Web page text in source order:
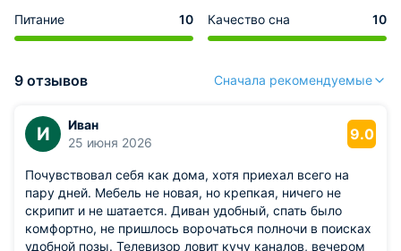
Питание 10 Качество сна 10
9 отзывов Сначала рекомендуемые
И
Иван
25 июня 2026
9.0
Почувствовал себя как дома, хотя приехал всего на
пару дней. Мебель не новая, но крепкая, ничего не
скрипит и не шатается. Диван удобный, спать было
комфортно, не пришлось ворочаться полночи в поисках
удобной позы. Телевизор ловит кучу каналов, вечером